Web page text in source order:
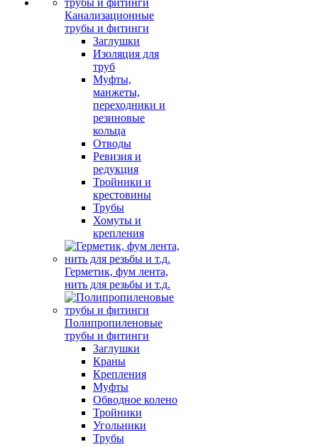
Канализационные
трубы и фитинги
Заглушки
Изоляция для
труб
Муфты,
манжеты,
переходники и
резиновые
кольца
Отводы
Ревизия и
редукция
Тройники и
крестовины
Трубы
Хомуты и
крепления
Герметик, фум лента,
нить для резьбы и т.д.
Полипропиленовые
трубы и фитинги
Заглушки
Краны
Крепления
Муфты
Обводное колено
Тройники
Угольники
Трубы